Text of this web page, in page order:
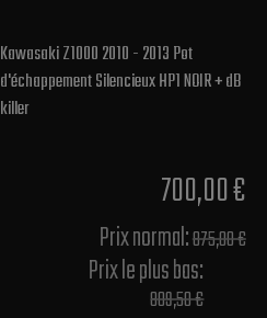
Kawasaki Z1000 2010 - 2013 Pot
d'échappement Silencieux HP1 NOIR + dB
killer
700,00 €
Prix normal​:875,00 €
Prix le plus bas:
809,50 €